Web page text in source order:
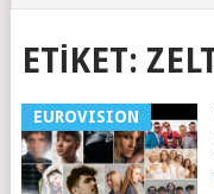
ETIKET:
EUROVISION